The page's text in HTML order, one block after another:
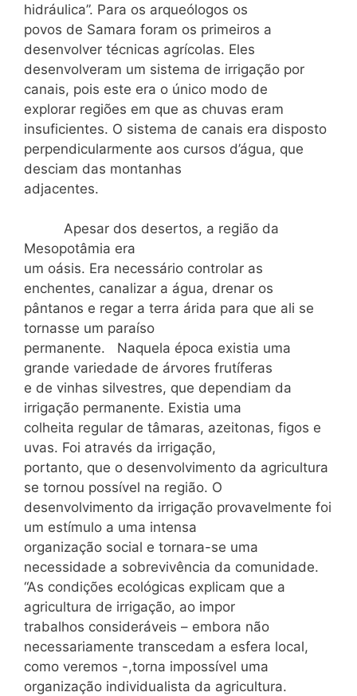
hidráulica”. Para os arqueólogos os
povos de Samara foram os primeiros a
desenvolver técnicas agrícolas. Eles
desenvolveram um sistema de irrigação por
canais, pois este era o único modo de
explorar regiões em que as chuvas eram
insuficientes. O sistema de canais era disposto
perpendicularmente aos cursos d’água, que
desciam das montanhas
adjacentes.
Apesar dos desertos, a região da
Mesopotâmia era
um oásis. Era necessário controlar as
enchentes, canalizar a água, drenar os
pântanos e regar a terra árida para que ali se
tornasse um paraíso
permanente. Naquela época existia uma
grande variedade de árvores frutíferas
e de vinhas silvestres, que dependiam da
irrigação permanente. Existia uma
colheita regular de tâmaras, azeitonas, figos e
uvas. Foi através da irrigação,
portanto, que o desenvolvimento da agricultura
se tornou possível na região. O
desenvolvimento da irrigação provavelmente foi
um estímulo a uma intensa
organização social e tornara-se uma
necessidade a sobrevivência da comunidade.
“As condições ecológicas explicam que a
agricultura de irrigação, ao impor
trabalhos consideráveis – embora não
necessariamente transcedam a esfera local,
como veremos -,torna impossível uma
organização individualista da agricultura.